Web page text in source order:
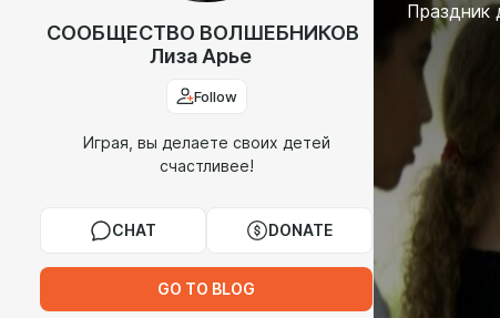
СООБЩЕСТВО ВОЛШЕБНИКОВ
Лиза Арье
Follow
Играя, вы делаете своих детей
счастливее!
CHAT DONATE
GO TO BLOG
Праздник